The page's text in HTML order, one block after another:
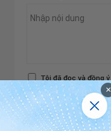
Tôi đã đọc và đồng ý
cá nhân của Vinmec
DLCN của tôi theo
DLCN. *
Gửi
×